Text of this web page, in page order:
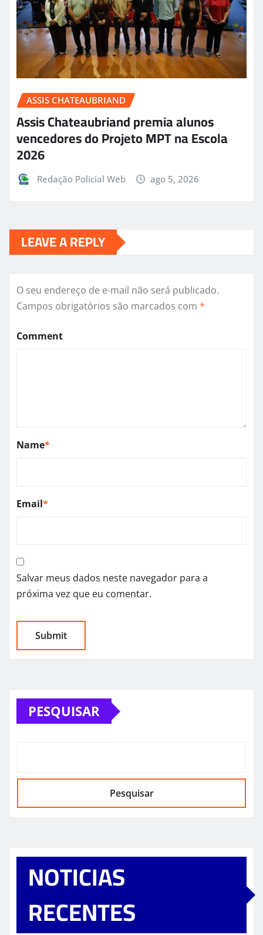
ASSIS CHATEAUBRIAND
Assis Chateaubriand premia alunos
vencedores do Projeto MPT na Escola
2026
Redação Policial Web ago 5, 2026
LEAVE A REPLY
O seu endereço de e-mail não será publicado.
Campos obrigatórios são marcados com *
Comment
Name*
Email*
Salvar meus dados neste navegador para a
próxima vez que eu comentar.
PESQUISAR
Pesquisar
NOTICIAS
RECENTES